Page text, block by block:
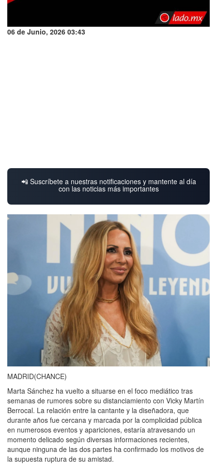
06 de Junio, 2026 03:43
📲 Suscríbete a nuestras notificaciones y mantente al día
con las noticias más importantes
MADRID(CHANCE)
Marta Sánchez ha vuelto a situarse en el foco mediático tras
semanas de rumores sobre su distanciamiento con Vicky Martín
Berrocal. La relación entre la cantante y la diseñadora, que
durante años fue cercana y marcada por la complicidad pública
en numerosos eventos y apariciones, estaría atravesando un
momento delicado según diversas informaciones recientes,
aunque ninguna de las dos partes ha confirmado los motivos de
la supuesta ruptura de su amistad.